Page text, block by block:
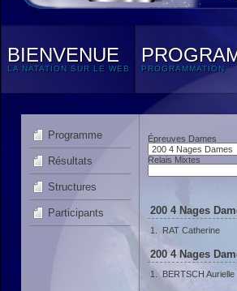
BIENVENUE
LA NATATION SUR LE WEB PROGRAMMATION
Programme
Résultats
Structures
Participants
Épreuves Dames
Relais Mixtes
200 4 Nages
1. RAT Catherine
200 4 Nages
1. BERTSCH Aurielle